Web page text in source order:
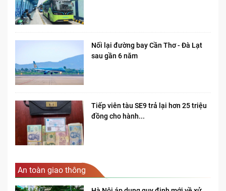
Nối lại đường bay Cần Thơ - Đà Lạt
sau gần 6 năm
Tiếp viên tàu SE9 trả lại hơn 25 triệu
đồng cho hành...
An toàn giao thông